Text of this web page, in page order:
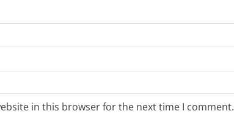
in this browser for the next time I comment.